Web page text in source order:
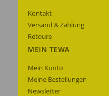
Kontakt
Versand & Zahlung
Retoure
MEIN TEWA
Mein Konto
Meine Bestellungen
Newsletter